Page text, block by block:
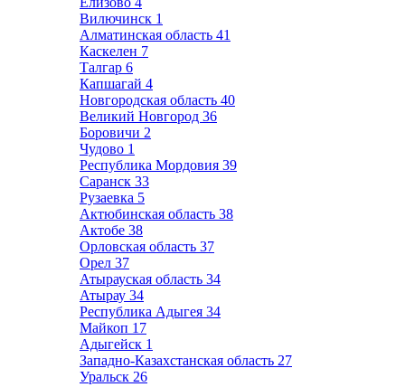
Вилючинск 1
Алматинская область 41
Каскелен 7
Талгар 6
Капшагай 4
Новгородская область 40
Великий Новгород 36
Боровичи 2
Чудово 1
Республика Мордовия 39
Саранск 33
Рузаевка 5
Актюбинская область 38
Актобе 38
Орловская область 37
Орел 37
Атырауская область 34
Атырау 34
Республика Адыгея 34
Майкоп 17
Адыгейск 1
Западно-Казахстанская область 27
Уральск 26